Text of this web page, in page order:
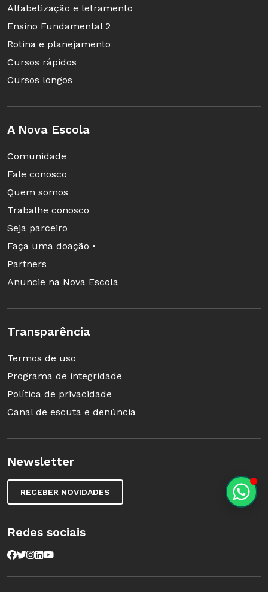
Alfabetização e letramento
Ensino Fundamental 2
Rotina e planejamento
Cursos rápidos
Cursos longos
A Nova Escola
Comunidade
Fale conosco
Quem somos
Trabalhe conosco
Seja parceiro
Faça uma doação •
Partners
Anuncie na Nova Escola
Transparência
Termos de uso
Programa de integridade
Política de privacidade
Canal de escuta e denúncia
Newsletter
RECEBER NOVIDADES
Redes sociais